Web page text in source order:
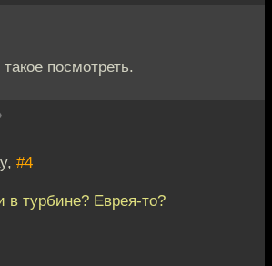
посмотреть.
#4
в турбине? Еврея-то?